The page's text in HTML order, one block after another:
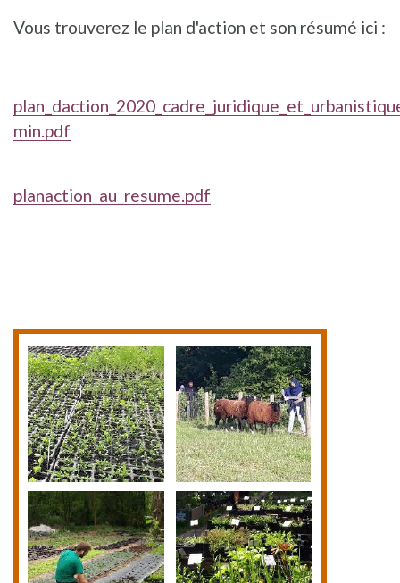
Vous trouverez le plan d'action et son résumé ici :
min.pdf
planaction_au_resume.pdf